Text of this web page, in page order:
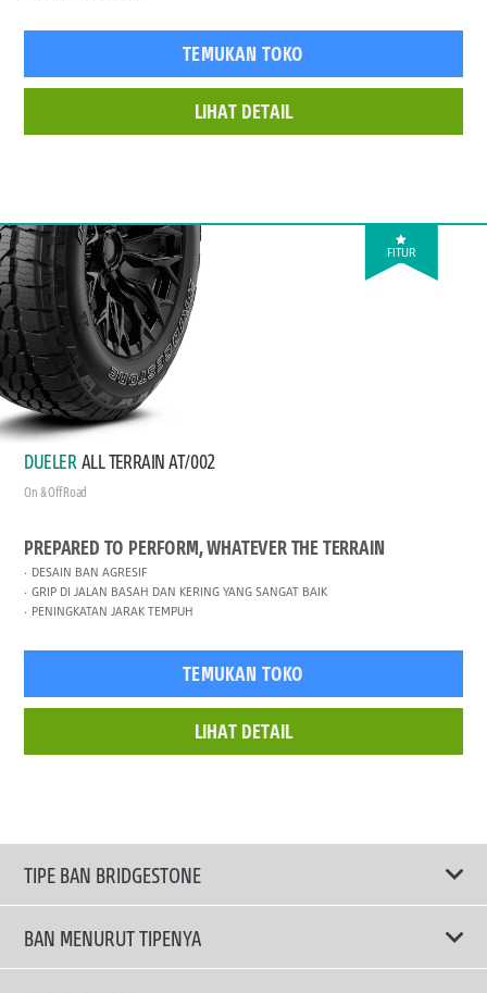
TEMUKAN TOKO
LIHAT DETAIL
FITUR
DUELER ALL TERRAIN AT/002
On & Off Road
PREPARED TO PERFORM, WHATEVER THE TERRAIN
DESAIN BAN AGRESIF
GRIP DI JALAN BASAH DAN KERING YANG SANGAT BAIK
PENINGKATAN JARAK TEMPUH
TEMUKAN TOKO
LIHAT DETAIL
TIPE BAN BRIDGESTONE
BAN MENURUT TIPENYA